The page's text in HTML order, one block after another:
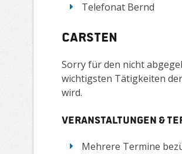
Telefonat Bernd
Carsten
Sorry für den nicht
wichtigsten Tätigkeiten
wird.
Veranstaltungen &
Mehrere Termine